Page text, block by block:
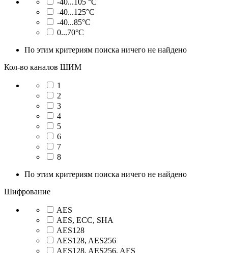
-40...105 °C
-40...125°C
-40...85°C
0...70°C
По этим критериям поиска ничего не найдено
Кол-во каналов ШИМ
1
2
3
4
5
6
7
8
По этим критериям поиска ничего не найдено
Шифрование
AES
AES, ECC, SHA
AES128
AES128, AES256
AES128, AES256, AES